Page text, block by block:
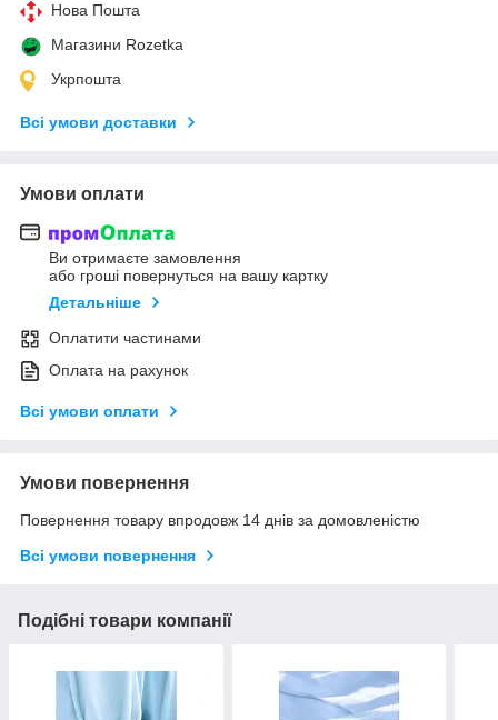
Нова Пошта
Магазини Rozetka
Укрпошта
Всі умови доставки
Умови оплати
Ви отримаєте замовлення
або гроші повернуться на вашу картку
Детальніше
Оплатити частинами
Оплата на рахунок
Всі умови оплати
Умови повернення
Повернення товару впродовж 14 днів за домовленістю
Всі умови повернення
Подібні товари компанії